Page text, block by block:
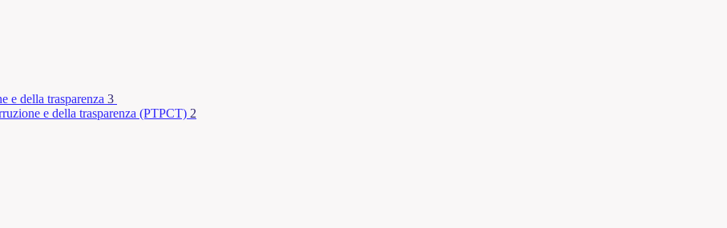
e della trasparenza 3
e della trasparenza (PTPCT) 2